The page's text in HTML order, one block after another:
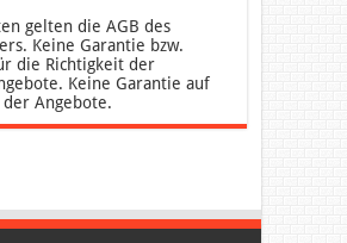
gelten die AGB des
Keine Garantie bzw.
die Richtigkeit der
Keine Garantie auf
Angebote.